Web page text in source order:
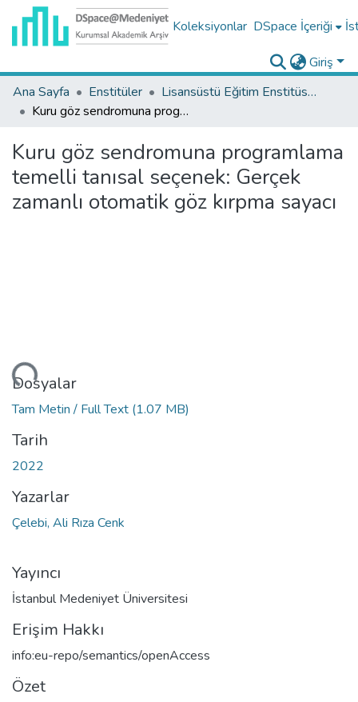
Koleksiyonlar DSpace İçeriği
Giriş
Ana Sayfa
Enstitüler
Lisansüstü Eğitim Enstitüsü Tez Koleksiyonu
Kuru göz sendromuna programlama temelli tanısal seçenek: Gerçek zamanlı otomatik göz kırpma sayacı
Kuru göz sendromuna programlama
temelli tanısal seçenek: Gerçek
zamanlı otomatik göz kırpma sayacı
Dosyalar
Tam Metin / Full Text (1.07 MB)
Tarih
2022
Yazarlar
Çelebi, Ali Rıza Cenk
Yayıncı
İstanbul Medeniyet Üniversitesi
Erişim Hakkı
info:eu-repo/semantics/openAccess
Özet